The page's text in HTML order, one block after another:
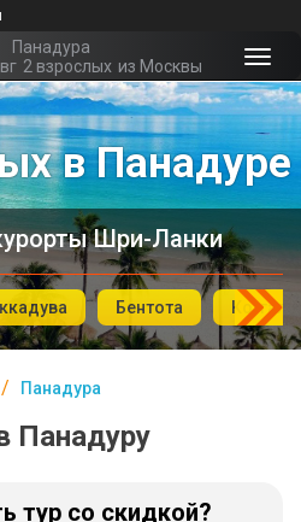
Панадура
2 взрослых из Москвы
в Панадуре
Шри-Ланки
Бентота Коггала
Панадура
Панадуру
тур со скидкой?